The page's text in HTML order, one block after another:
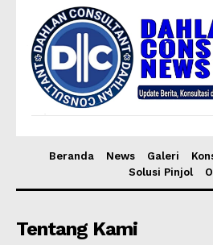
Beranda News Galeri
Solusi Pinjol
Tentang Kami